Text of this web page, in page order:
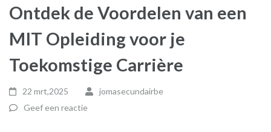
Ontdek de Voordelen van een
MIT Opleiding voor je
Toekomstige Carrière
22 mrt,2025
jomasecundairbe
Geef een reactie